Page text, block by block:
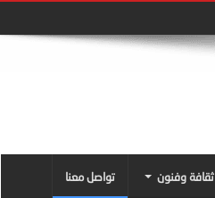
ثقافة وفنون تواصل معنا